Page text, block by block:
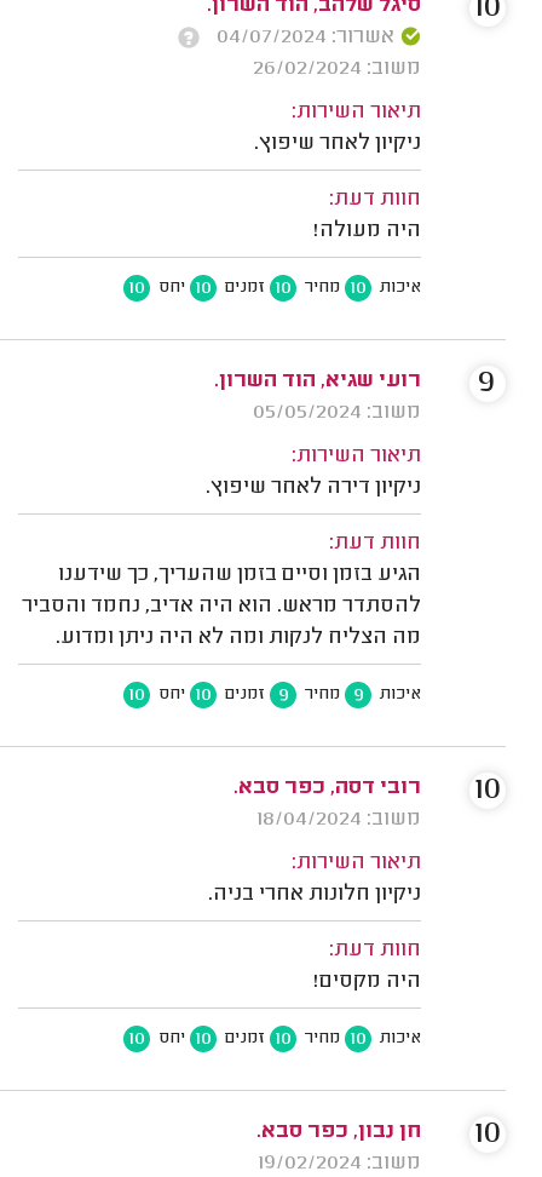
סיגל שלהב, הוד השרון.
אשרור: 04/07/2024
משוב: 26/02/2024
תיאור השירות:
ניקיון לאחר שיפוץ.
חוות דעת:
היה מעולה!
איכות 10 מחיר 10 זמנים 10 יחס 10
10
רועי שגיא, הוד השרון.
משוב: 05/05/2024
תיאור השירות:
ניקיון דירה לאחר שיפוץ.
חוות דעת:
הגיע בזמן וסיים בזמן שהעריך, כך שידענו
להסתדר מראש. הוא היה אדיב, נחמד והסביר
מה הצליח לנקות ומה לא היה ניתן ומדוע.
איכות 9 מחיר 9 זמנים 10 יחס 10
9
רובי דסה, כפר סבא.
משוב: 18/04/2024
תיאור השירות:
ניקיון חלונות אחרי בניה.
חוות דעת:
היה מקסים!
איכות 10 מחיר 10 זמנים 10 יחס 10
10
חן נבון, כפר סבא.
משוב: 19/02/2024
10